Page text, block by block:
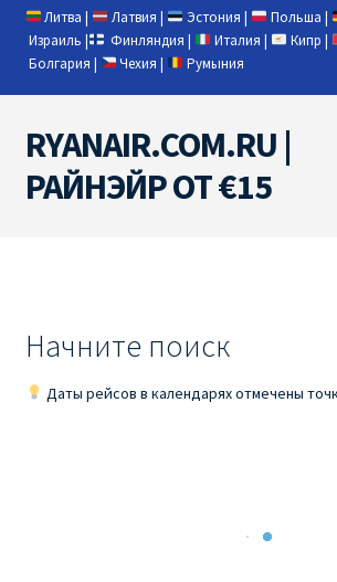
Литва | Латвия | Эстония | Польша |
Израиль | Финляндия | Италия | Кипр |
Болгария | Чехия | Румыния
Skip
to
navigation
Skip
to
content
RYANAIR.COM.RU |
РАЙНЭЙР ОТ €15
RYANAIR PL ОТ € 9
Начните поиск
Даты рейсов в календарях отмечены